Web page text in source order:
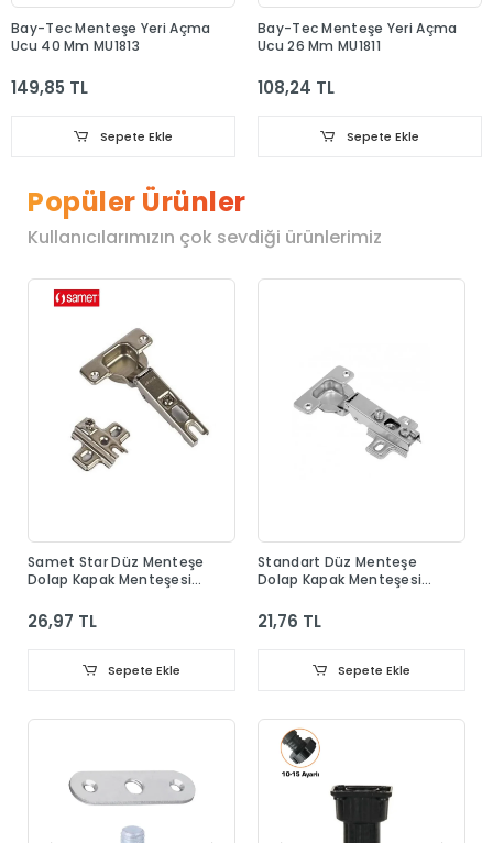
Bay-Tec Menteşe Yeri Açma
Ucu 40 Mm MU1813
149,85 TL
Sepete Ekle
Bay-Tec Menteşe Yeri Açma
Ucu 26 Mm MU1811
108,24 TL
Sepete Ekle
Popüler Ürünler
Kullanıcılarımızın çok sevdiği ürünlerimiz
Samet Star Düz Menteşe
Dolap Kapak Menteşesi
26,97 TL
Sepete Ekle
Standart Düz Menteşe
Dolap Kapak Menteşesi
21,76 TL
Sepete Ekle